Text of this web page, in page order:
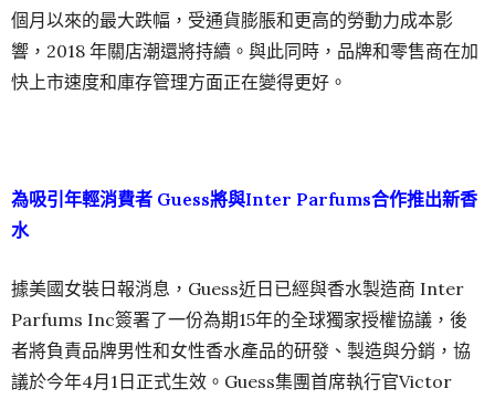
個月以來的最大跌幅，受通貨膨脹和更高的勞動力成本影
響，2018 年關店潮還將持續。與此同時，品牌和零售商在加
快上市速度和庫存管理方面正在變得更好。
為吸引年輕消費者 Guess將與Inter Parfums合作推出新香
水
據美國女裝日報消息，Guess近日已經與香水製造商 Inter
Parfums Inc簽署了一份為期15年的全球獨家授權協議，後
者將負責品牌男性和女性香水產品的研發、製造與分銷，協
議於今年4月1日正式生效。Guess集團首席執行官Victor